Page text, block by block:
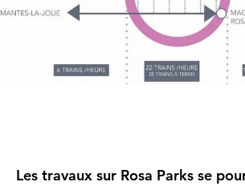
Les travaux sur Rosa Parks se